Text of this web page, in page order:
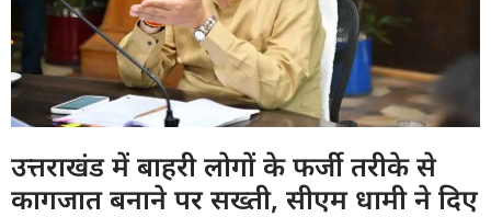
उत्तराखंड में बाहरी लोगों के फर्जी तरीके से
कागजात बनाने पर सख्ती, सीएम धामी ने दिए